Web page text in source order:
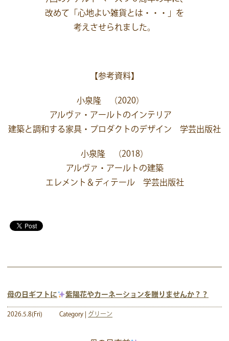
改めて「心地よい雑貨とは・・・」を
考えさせられました。
【参考資料】
小泉隆 （2020）
アルヴァ・アールトのインテリア
建築と調和する家具・プロダクトのデザイン 学芸出版社
小泉隆 （2018）
アルヴァ・アールトの建築
エレメント＆ディテール 学芸出版社
母の日ギフトに 紫陽花やカーネーションを贈りませんか？？
2026.5.8(Fri) Category | グリーン